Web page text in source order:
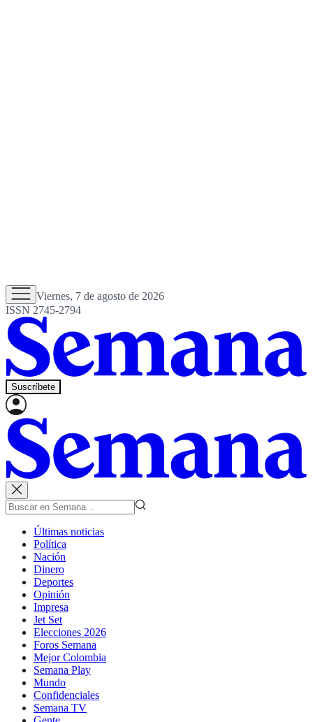
Viernes, 7 de agosto de 2026
ISSN 2745-2794
Suscríbete
Últimas noticias
Política
Nación
Dinero
Deportes
Opinión
Impresa
Jet Set
Elecciones 2026
Foros Semana
Mejor Colombia
Semana Play
Mundo
Confidenciales
Semana TV